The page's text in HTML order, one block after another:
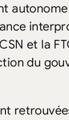
et la
du